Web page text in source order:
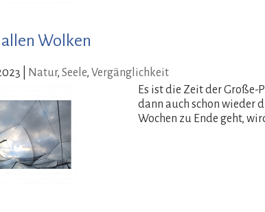
allen Wolken
Natur, Seele, Vergänglichkeit
Es ist die Zeit der Große-
dann auch schon wieder
Wochen zu Ende geht,